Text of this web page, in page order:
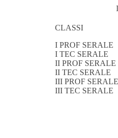
CLASSI
I PROF SERALE
I TEC SERALE
II PROF SERALE
II TEC SERALE
III PROF SERALE
III TEC SERALE